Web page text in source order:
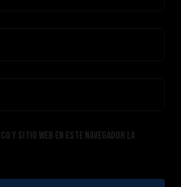
y sitio web en este navegador la